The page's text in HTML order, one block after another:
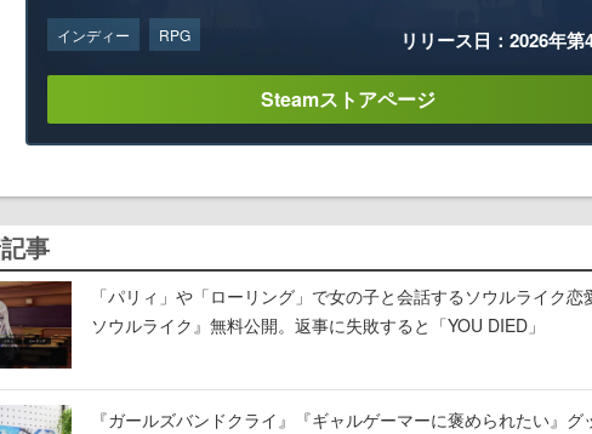
インディー RPG リリース日：2026年第
Steamストアページ
事
「パリィ」や「ローリング」で女の子と会話するソウルライク
ソウルライク』無料公開。返事に失敗すると「YOU DIED」
『ガールズバンドクライ』『ギャルゲーマーに褒められたい』グ